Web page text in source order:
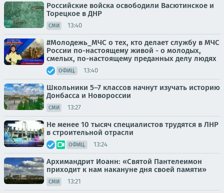
Российские войска освободили Васютинское и
Торецкое в ДНР
СМИ 13:40
#Молодежь_МЧС о тех, кто делает службу в МЧС
России по-настоящему живой - о молодых,
смелых, по-настоящему преданных делу людях
ОФИЦ. 13:40
Школьники 5–7 классов начнут изучать историю
Донбасса и Новороссии
СМИ 13:27
Не менее 10 тысяч специалистов трудятся в ЛНР
в строительной отрасли
ОФИЦ. 13:24
Архимандрит Иоанн: «Святой Пантелеимон
приходит к нам накануне дня своей памяти»
СМИ 13:21